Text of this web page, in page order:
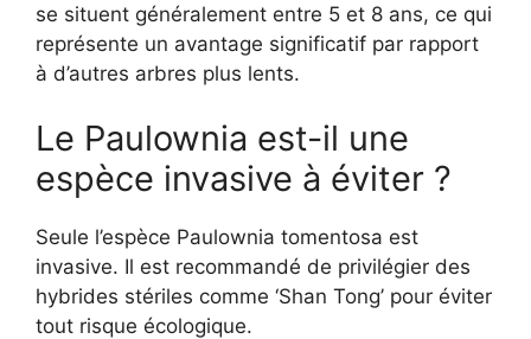
se situent généralement entre 5 et 8 ans, ce qui
représente un avantage significatif par rapport
à d’autres arbres plus lents.
Le Paulownia est-il une
espèce invasive à éviter ?
Seule l’espèce Paulownia tomentosa est
invasive. Il est recommandé de privilégier des
hybrides stériles comme ‘Shan Tong’ pour éviter
tout risque écologique.